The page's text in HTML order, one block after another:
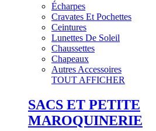
Écharpes
Cravates Et Pochettes
Ceintures
Lunettes De Soleil
Chaussettes
Chapeaux
Autres Accessoires
TOUT AFFICHER
SACS ET PETITE
MAROQUINERIE